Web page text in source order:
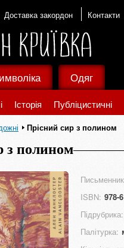
Доставка закордон Контакти
Історія Публіцистичні
Одяг
Прісний сир з полином
з полином
ISBN: 978-
Підрубрика:
Палітурка: